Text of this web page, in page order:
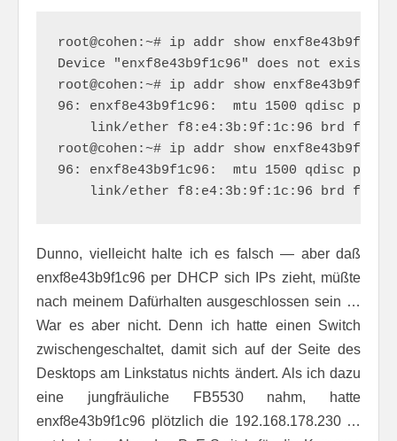
root@cohen:~# ip addr show enxf8e43b9f1c96
Device "enxf8e43b9f1c96" does not exist.
root@cohen:~# ip addr show enxf8e43b9f1c96
96: enxf8e43b9f1c96:
mtu 1500 qdisc
link/ether f8:e4:3b:9f:1c:96 brd
root@cohen:~# ip addr show enxf8e43b9f1c96
96: enxf8e43b9f1c96:
mtu 1500 qdisc
link/ether f8:e4:3b:9f:1c:96 brd
Dunno, vielleicht halte ich es falsch — aber daß
enxf8e43b9f1c96 per DHCP sich IPs zieht, müßte
nach meinem Dafürhalten ausgeschlossen sein …
War es aber nicht. Denn ich hatte einen Switch
zwischengeschaltet, damit sich auf der Seite des
Desktops am Linkstatus nichts ändert. Als ich dazu
eine jungfräuliche FB5530 nahm, hatte
enxf8e43b9f1c96 plötzlich die 192.168.178.230 …